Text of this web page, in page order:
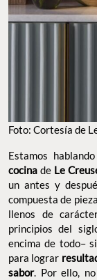
Foto: Cortesía de
Estamos
cocina de Le
un antes y
compuesta de
llenos de
principios del
encima de todo–
para lograr
sabor. Por ello,